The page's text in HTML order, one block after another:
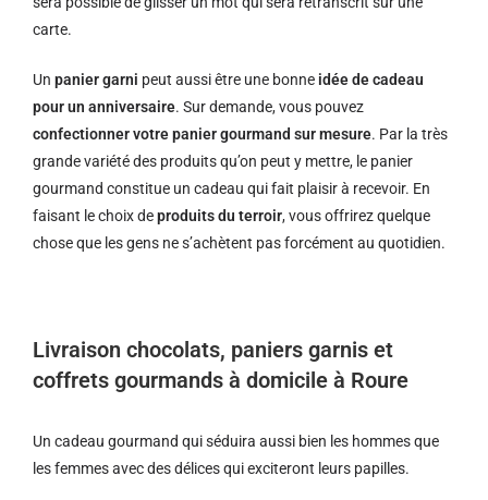
carte.
Un panier garni peut aussi être une bonne idée de cadeau
pour un anniversaire. Sur demande, vous pouvez
confectionner votre panier gourmand sur mesure. Par la très
grande variété des produits qu’on peut y mettre, le panier
gourmand constitue un cadeau qui fait plaisir à recevoir. En
faisant le choix deproduits du terroir, vous offrirez quelque
chose que les gens ne s’achètent pas forcément au quotidien.
Livraison chocolats, paniers garnis et
coffrets gourmands à domicile à Roure
Un cadeau gourmand qui séduira aussi bien les hommes que
les femmes avec des délices qui exciteront leurs papilles.